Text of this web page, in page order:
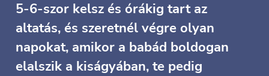
5-6-szor kelsz és órákig tart az
altatás, és szeretnél végre olyan
napokat, amikor a babád boldogan
elalszik a kiságyában, te pedig